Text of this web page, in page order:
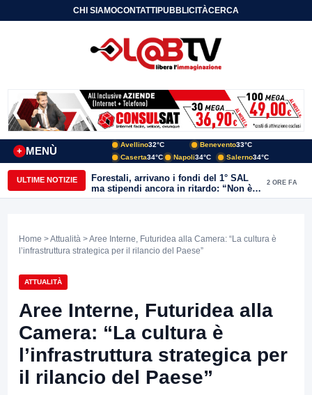
CHI SIAMOCONTATTIPUBBLICITÀCERCA
MENÙ
+
Avellino32°C Benevento33°C
Caserta34°C Napoli34°C Salerno34°C
ULTIME NOTIZIE
Forestali, arrivano i fondi del 1° SAL
ma stipendi ancora in ritardo: “Non è
più sostenibile”
2 ORE FA
Home >Attualità > Aree Interne, Futuridea alla Camera: “La cultura è
l’infrastruttura strategica per il rilancio del Paese”
ATTUALITÀ
Aree Interne, Futuridea alla
Camera: “La cultura è
l’infrastruttura strategica per
il rilancio del Paese”